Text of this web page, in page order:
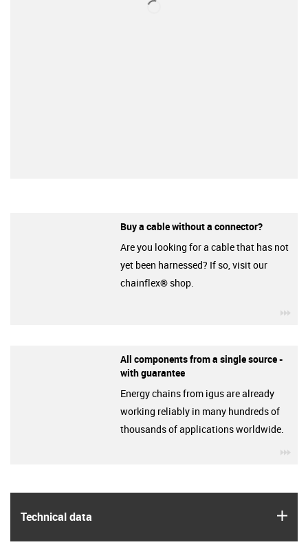
Technical data
Buy a cable without a connector?
Are you looking for a cable that has not
yet been harnessed? If so, visit our
chainflex® shop.
All components from a single source -
with guarantee
Energy chains from igus are already
working reliably in many hundreds of
thousands of applications worldwide.